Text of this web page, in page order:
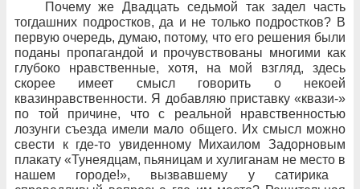
Почему же Двадцать седьмой так задел часть
тогдашних подростков, да и не только подростков? В
первую очередь, думаю, потому, что его решения были
поданы пропагандой и прочувствованы многими как
глубоко нравственные, хотя, на
мой взгляд, здесь
скорее имеет смысл говорить о
некоей
квазинравственности. Я добавляю приставку «квази-»
по
той причине, что с
реальной нравственностью
лозунги съезда имели мало общего. Их смысл можно
свести к
где-то увиденному Михаилом Задорновым
плакату «Тунеядцам, пьяницам и хулиганам не место в
нашем городе!», вызвавшему у
сатирика